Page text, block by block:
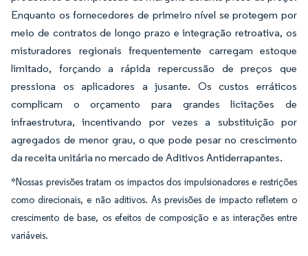
Enquanto os fornecedores de primeiro nível se protegem por
meio de contratos de longo prazo e integração retroativa, os
misturadores regionais frequentemente carregam estoque
limitado, forçando a rápida repercussão de preços que
pressiona os aplicadores a jusante. Os custos erráticos
complicam o orçamento para grandes licitações de
infraestrutura, incentivando por vezes a substituição por
agregados de menor grau, o que pode pesar no crescimento
da receita unitária no mercado de Aditivos Antiderrapantes.
*Nossas previsões tratam os impactos dos impulsionadores e restrições
como direcionais, e não aditivos. As previsões de impacto refletem o
crescimento de base, os efeitos de composição e as interações entre
variáveis.